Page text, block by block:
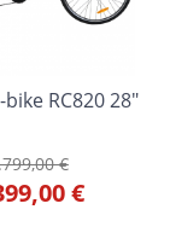
RC820 28"
€
€